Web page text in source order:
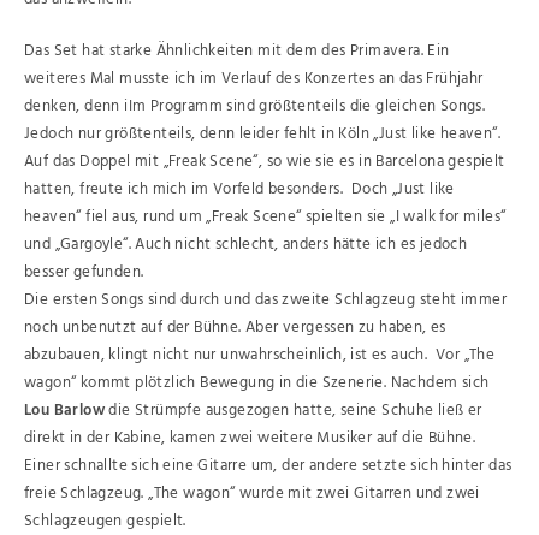
Das Set hat starke Ähnlichkeiten mit dem des Primavera. Ein
weiteres Mal musste ich im Verlauf des Konzertes an das Frühjahr
denken, denn iIm Programm sind größtenteils die gleichen Songs.
Jedoch nur größtenteils, denn leider fehlt in Köln „Just like heaven“.
Auf das Doppel mit „Freak Scene“, so wie sie es in Barcelona gespielt
hatten, freute ich mich im Vorfeld besonders. Doch „Just like
heaven“ fiel aus, rund um „Freak Scene“ spielten sie „I walk for miles“
und „Gargoyle“. Auch nicht schlecht, anders hätte ich es jedoch
besser gefunden.
Die ersten Songs sind durch und das zweite Schlagzeug steht immer
noch unbenutzt auf der Bühne. Aber vergessen zu haben, es
abzubauen, klingt nicht nur unwahrscheinlich, ist es auch. Vor „The
wagon“ kommt plötzlich Bewegung in die Szenerie. Nachdem sich
Lou Barlowdie Strümpfe ausgezogen hatte, seine Schuhe ließ er
direkt in der Kabine, kamen zwei weitere Musiker auf die Bühne.
Einer schnallte sich eine Gitarre um, der andere setzte sich hinter das
freie Schlagzeug. „The wagon“ wurde mit zwei Gitarren und zwei
Schlagzeugen gespielt.